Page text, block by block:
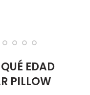
EDAD
PILLOW